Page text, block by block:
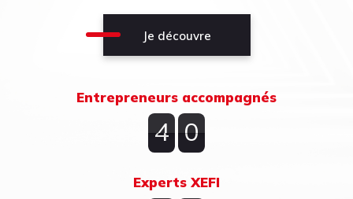
Je découvre
Entrepreneurs accompagnés
4
5
4 0
1
0
Experts XEFI